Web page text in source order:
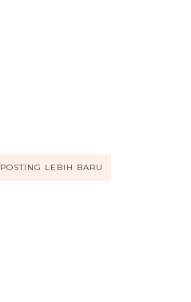
POSTING LEBIH BARU